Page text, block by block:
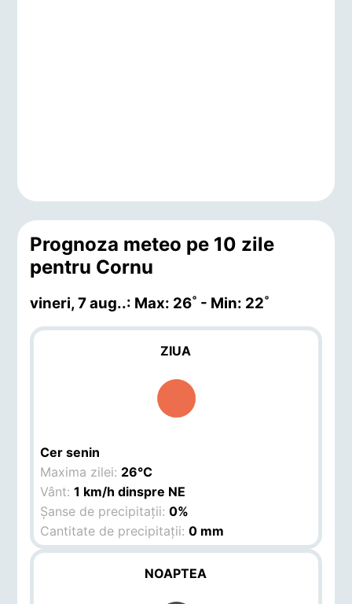
Prognoza meteo pe 10 zile
pentru Cornu
vineri, 7 aug..: Max: 26˚ - Min: 22˚
ZIUA
Cer senin
Maxima zilei: 26°C
Vânt:1 km/h dinspre NE
Șanse de precipitații:0%
Cantitate de precipitații:0 mm
NOAPTEA